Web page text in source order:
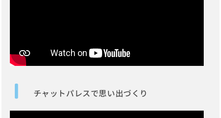
チャットパレスで思い出づくり